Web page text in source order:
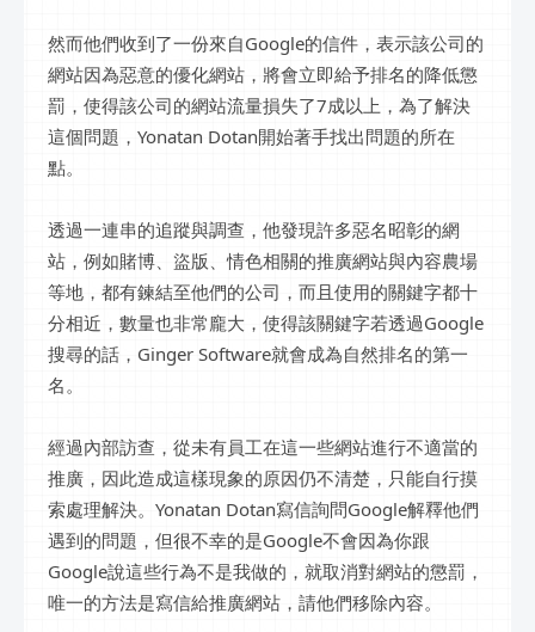
然而他們收到了一份來自Google的信件，表示該公司的
網站因為惡意的優化網站，將會立即給予排名的降低懲
罰，使得該公司的網站流量損失了7成以上，為了解決
這個問題，Yonatan Dotan開始著手找出問題的所在
點。
透過一連串的追蹤與調查，他發現許多惡名昭彰的網
站，例如賭博、盜版、情色相關的推廣網站與內容農場
等地，都有鍊結至他們的公司，而且使用的關鍵字都十
分相近，數量也非常龐大，使得該關鍵字若透過Google
搜尋的話，Ginger Software就會成為自然排名的第一
名。
經過內部訪查，從未有員工在這一些網站進行不適當的
推廣，因此造成這樣現象的原因仍不清楚，只能自行摸
索處理解決。Yonatan Dotan寫信詢問Google解釋他們
遇到的問題，但很不幸的是Google不會因為你跟
Google說這些行為不是我做的，就取消對網站的懲罰，
唯一的方法是寫信給推廣網站，請他們移除內容。